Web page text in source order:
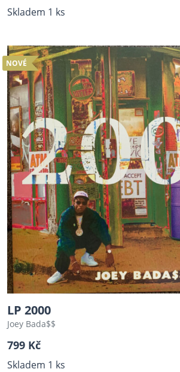
Skladem 1 ks
NOVÉ
LP 2000
Joey Bada$$
799 Kč
Skladem 1 ks